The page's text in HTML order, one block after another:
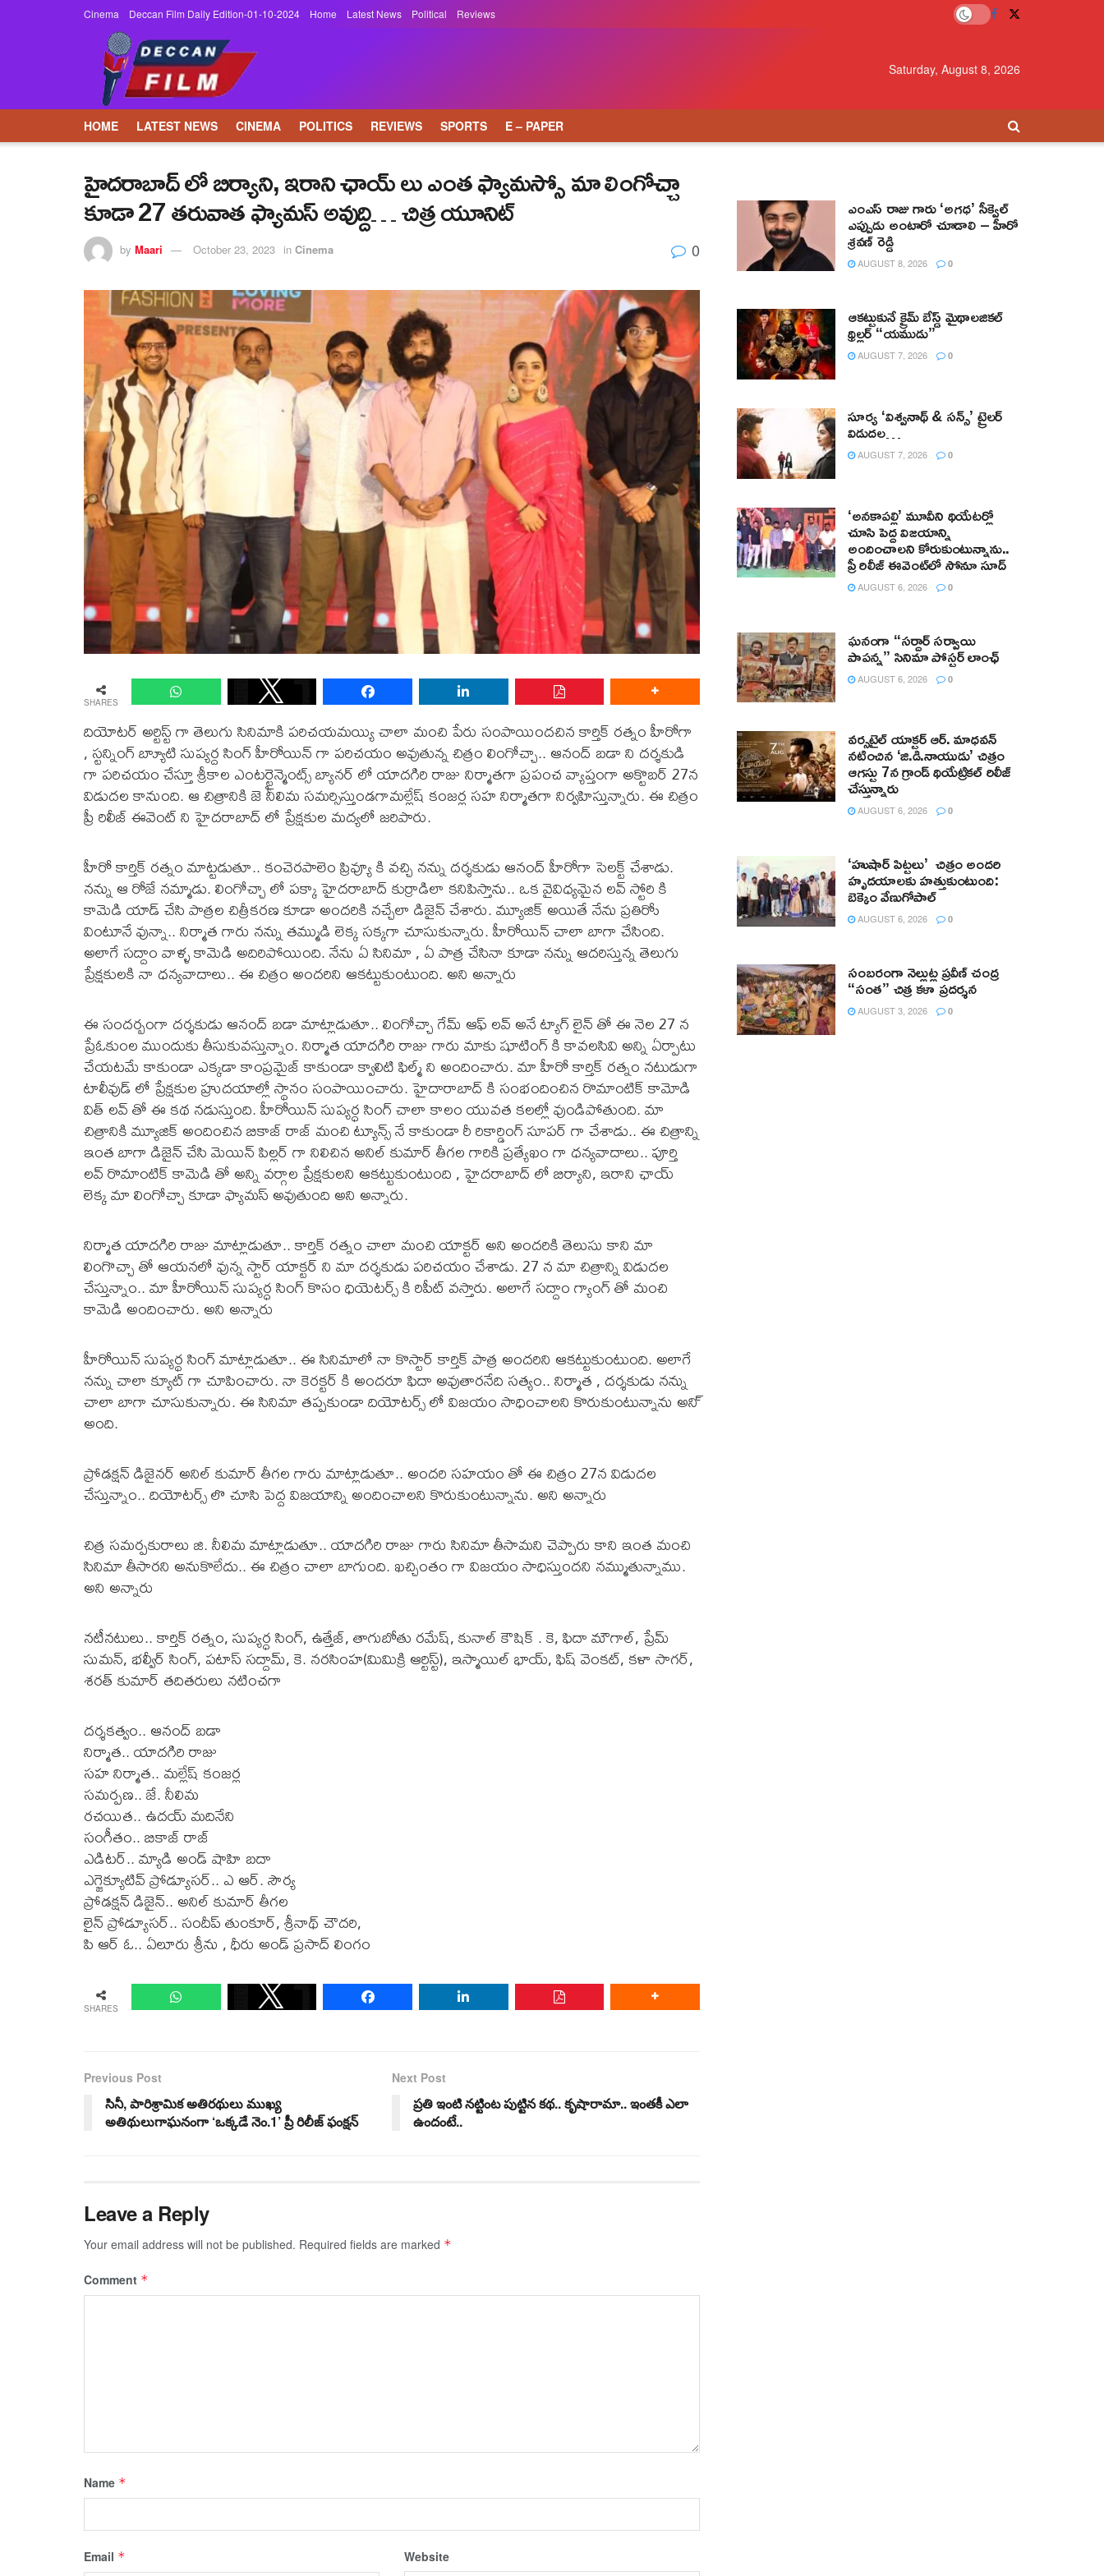
Cinema Deccan Film Daily Edition-01-10-2024 Home Latest News Political Reviews
Saturday, August 8, 2026
HOME LATEST NEWS CINEMA POLITICS REVIEWS SPORTS E – PAPER
హైదరాబాద్ లో బిర్యాని, ఇరాని ఛాయ్ లు ఎంత ఫ్యామస్సో మా లింగోచ్చా
కూడా 27 తరువాత ఫ్యామస్ అవుద్ది… చిత్ర యూనిట్
by Maari October 23, 2023 in Cinema 0
SHARES
దియోటర్ అర్టిస్ట్ గా తెలుగు సినిమాకి పరిచయమయ్యి చాలా మంచి పేరు సంపాయిందచిన కార్తిక్ రత్నం హీరోగా
, స్టన్నింగ్ బ్యాూటి సుప్యర్ద సింగ్ హీరోయిన్ గా పరిచయం అవుతున్న చిత్రం లింగోచ్చా.. ఆనంద్ బడా ని దర్శకుడి
గా పరిచయం చేస్తూ శ్రీకాల ఎంటర్టైన్మెంట్స్ బ్యానర్ లో యాదగిరి రాజు నిర్మాతగా ప్రపంచ వ్యాప్తంగా అక్టొబర్ 27న
విడుదల కానుంది. ఆ చిత్రానికి జె నీలిమ సమర్సిస్తుండగామల్లేష్ కంజర్ల సహ నిర్మాతగా నిర్వహిస్తున్నారు. ఈ చిత్రం
ప్రీ రిలీజ్ ఈవెంట్ ని హైదరాబాద్ లో ప్రేక్షకుల మద్యలో జరిపారు.
హీరో కార్తిక్ రత్నం మాట్టడుతూ.. కంచెరపాలెం ప్రివ్యూ కి వచ్చి నన్ను దర్శకుడు ఆనంద్ హీరోగా సెలక్ట్ చేశాడు.
నన్ను ఆ రోజే నమ్మాడు. లింగోచ్చా లో పక్కా హైదరాబాద్ కుర్రాడిలా కనిపిస్తాను.. ఒక వైవిధ్యమైన లవ్ స్టోరి కి
కామెడి యాడ్ చేసి పాత్రల చిత్రీకరణ కూడా అందరికి నచ్చేలా డిజైన్ చేశారు. మ్యూజిక్ అయితే నేను ప్రతిరోు
వింటూనే వున్నా.. నిర్మాత గారు నన్ను తమ్ముడి లెక్క సక్కగా చూసుకున్నారు. హీరోయిన్ చాలా బాగా చేసింది.
అలాగే సద్దాం వాళ్ళ కామెడి అదిరిపోయింది. నేను ఏ సినిమా , ఏ పాత్ర చేసినా కూడా నన్ను ఆదరిస్తున్న తెలుగు
ప్రేక్షకులకి నా ధన్యవాదాలు.. ఈ చిత్రం అందరిని ఆకట్టుకుంటుంది. అని అన్నారు
ఈ సందర్బంగా దర్శకుడు ఆనంద్ బడా మాట్లాడుతూ.. లింగోచ్చా గేమ్ ఆఫ్ లవ్ అనే ట్యాగ్ లైన్ తో ఈ నెల 27 న
ప్రేఓకుంల ముందుకు తీసుకువస్తున్నాం. నిర్మాత యాదగిరి రాజు గారు మాకు షూటింగ్ కి కావలసివి అన్ని ఏర్పాటు
చేయటమే కాకుండా ఎక్కడా కాంప్రమైజ్ కాకుండా క్వాలిటి ఫిల్మ్ ని అందించారు. మా హీరో కార్తిక్ రత్నం నటుడుగా
టాలీవుడ్ లో ప్రేక్షకుల హ్రుదయాల్లో స్థానం సంపాయించారు. హైదారాబాద్ కి సంభందించిన రొమాంటిక్ కామోడి
విత్ లవ్ తో ఈ కథ నడుస్తుంది. హీరోయిన్ సుప్యర్ధ సింగ్ చాలా కాలం యువత కలల్లో వుండిపోతుంది. మా
చిత్రానికి మ్యూజిక్ అందించిన బికాజ్ రాజ్ మంచి ట్యూన్స్ నే కాకుండా రీ రికార్డింగ్ సూపర్ గా చేశాడు.. ఈ చిత్రాన్ని
ఇంత బాగా డిజైన్ చేసి మెయిన్ పిల్లర్ గా నిలిచిన అనిల్ కుమార్ తీగల గారికి ప్రత్యేఖం గా ధన్యవాదాలు.. పూర్తి
లవ్ రొమాంటిక్ కామెడి తో అన్ని వర్గాల ప్రేక్షకులని ఆకట్టుకుంటుంది , హైదరాబాద్ లో బిర్యాని, ఇరాని ఛాయ్
లెక్క మా లింగోచ్చా కూడా ఫ్యామస్ అవుతుంది అని అన్నారు.
నిర్మాత యాదగిరి రాజు మాట్లాడుతూ.. కార్తిక్ రత్నం చాలా మంచి యాక్టర్ అని అందరికి తెలుసు కాని మా
లింగొచ్చా తో ఆయనలో వున్న స్టార్ యాక్టర్ ని మా దర్శకుడు పరిచయం చేశాడు. 27 న మా చిత్రాన్ని విడుదల
చేస్తున్నాం.. మా హీరోయిన్ సుప్యర్ధ సింగ్ కొసం ధియెటర్స్ కి రిపీట్ వస్తారు. అలాగే సద్దాం గ్యాంగ్ తో మంచి
కామెడి అందించారు. అని అన్నారు
హీరోయిన్ సుప్యర్థ సింగ్ మాట్లాడుతూ.. ఈ సినిమాలో నా కొస్టార్ కార్తిక్ పాత్ర అందరిని ఆకట్టుకుంటుంది. అలాగే
నన్ను చాలా క్యూట్ గా చూపించారు. నా కెరక్టర్ కి అందరూ ఫిదా అవుతారనేది సత్యం.. నిర్మాత , దర్శకుడు నన్ను
చాలా బాగా చూసుకున్నారు. ఈ సినిమా తప్పకుండా దియోటర్స్ లో విజయం సాధించాలని కొరుకుంటున్నాను అని్
అంది.
ప్రోడక్షన్ డిజైనర్ అనిల్ కుమార్ తీగల గారు మాట్లాడుతూ.. అందరి సహయం తో ఈ చిత్రం 27న విడుదల
చేస్తున్నాం.. దియోటర్స్ లొ చూసి పెద్ద విజయాన్ని అందించాలని కొరుకుంటున్నాను. అని అన్నారు
చిత్ర సమర్పకురాలు జి. నీలిమ మాట్లాడుతూ.. యాదగిరి రాజు గారు సినిమా తీసామని చెప్పారు కాని ఇంత మంచి
సినిమా తీసారని అనుకొలేదు.. ఈ చిత్రం చాలా బాగుంది. ఖచ్చింతం గా విజయం సాధిస్తుందని నమ్ముతున్నాము.
అని అన్నారు
నటీనటులు.. కార్తిక్ రత్నం, సుప్యర్ధ సింగ్, ఉత్తేజ్, తాగుబోతు రమేష్, కునాల్ కౌషిక్ . కె, ఫిదా మౌగాల్, ప్రేమ్
సుమన్, భల్వీర్ సింగ్, పటాస్ సద్దామ్, కె. నరసింహ(మిమిక్రి ఆర్టిస్ట్), ఇస్మాయిల్ భాయ్, ఫిష్ వెంకట్, కళా సాగర్,
శరత్ కుమార్ తదితరులు నటించగా
దర్శకత్వం.. ఆనంద్ బడా
నిర్మాత.. యాదగిరి రాజు
సహ నిర్మాత.. మల్లేష్ కంజర్ల
సమర్పణ.. జే. నీలిమ
రచయిత.. ఉదయ్ మదినేని
సంగీతం.. బికాజ్ రాజ్
ఎడిటర్.. మ్యాడి అండ్ షాహి బదా
ఎగ్జెక్యూటివ్ ప్రోడ్యూసర్.. ఎ ఆర్. సౌర్య
ప్రోడక్షన్ డిజైన్.. అనిల్ కుమార్ తీగల
లైన్ ప్రోడ్యూసర్.. సందీప్ తుంకూర్, శ్రీనాథ్ చౌదరి,
పి ఆర్ ఓ.. ఏలూరు శ్రీను , ధీరు అండ్ ప్రసాద్ లింగం
SHARES
Previous Post
సినీ, పారిశ్రామిక అతిరథులు ముఖ్య
అతిథులుగాఘనంగా ‘ఒక్కడే నెం.1’ ప్రీ రిలీజ్‌ ఫంక్షన్‌
Next Post
ప్రతి ఇంటి నట్టింట పుట్టిన కథ.. కృషారామా.. ఇంతకీ ఎలా
ఉందంటే..
Leave a Reply
Your email address will not be published. Required fields are marked *
Comment *
Name *
Email * Website
ఎంఎస్ రాజు గారు ‘అగధ’ సీక్వెల్
ఎప్పుడు అంటారో చూడాలి – హీరో
శ్రవణ్ రెడ్డి
AUGUST 8, 2026 0
ఆకట్టుకునే క్రైమ్ బేస్డ్ మైథాలజికల్
థ్రిల్లర్ “యముడు”
AUGUST 7, 2026 0
సూర్య ‘విశ్వనాథ్ & సన్స్’ ట్రైలర్
విడుదల…
AUGUST 7, 2026 0
‘అనకాపల్లి’ మూవీని థియేటర్లో
చూసి పెద్ద విజయాన్ని
అందించాలని కోరుకుంటున్నాను..
ప్రీ రిలీజ్ ఈవెంట్‌లో సోనూ సూద్
AUGUST 6, 2026 0
ఘనంగా “సర్దార్ సర్వాయి
పాపన్న” సినిమా పోస్టర్ లాంఛ్
AUGUST 6, 2026 0
వర్సటైల్ యాక్టర్ ఆర్‌. మాధవన్‌
నటించిన ‘జి.డి.నాయుడు’ చిత్రం
ఆగస్టు 7న గ్రాండ్ థియేట్రికల్ రిలీజ్
చేస్తున్నారు
AUGUST 6, 2026 0
‘హుషార్‌ పిట్టలు’ చిత్రం అందరి
హృదయాలకు హత్తుకుంటుంది:
బెక్కెం వేణుగోపాల్‌
AUGUST 6, 2026 0
సంబరంగా నెల్లుట్ల ప్రవీణ్ చంద్ర
“సంత” చిత్ర కళా ప్రదర్శన
AUGUST 3, 2026 0